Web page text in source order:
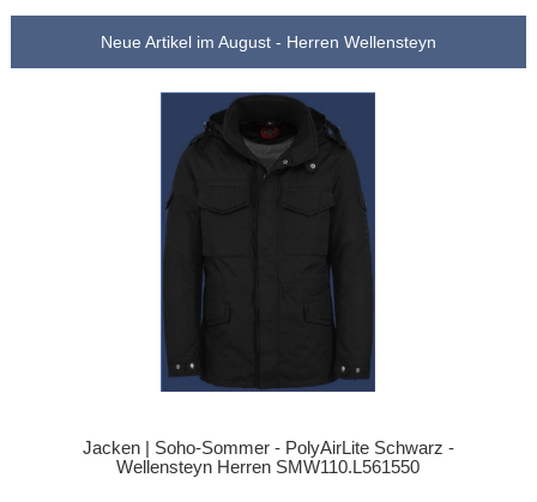
Neue Artikel im August - Herren Wellensteyn
Jacken | Soho-Sommer - PolyAirLite Schwarz -
Wellensteyn Herren SMW110.L561550